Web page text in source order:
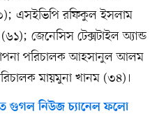
এসইভিপি রফিকুল ইসলাম
জেনেসিস টেক্সটাইল অ্যান্ড
পরিচালক আহসানুল আলম
মায়মুনা খানম (৩৪)।
গুগল নিউজ চ্যানেল ফলো